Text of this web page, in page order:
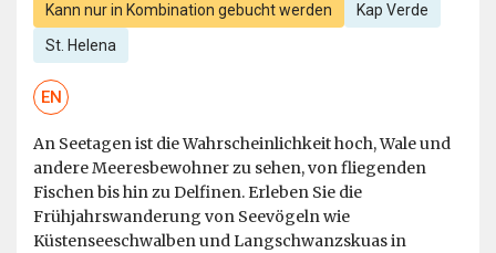
Kann nur in Kombination gebucht werden Kap Verde
St. Helena
EN
An Seetagen ist die Wahrscheinlichkeit hoch, Wale und
andere Meeresbewohner zu sehen, von fliegenden
Fischen bis hin zu Delfinen. Erleben Sie die
Frühjahrswanderung von Seevögeln wie
Küstenseeschwalben und Langschwanzskuas in